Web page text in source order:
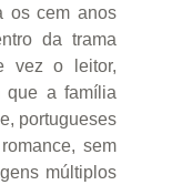
os cem anos
da trama
vez o leitor,
que a família
portugueses
sem
múltiplos